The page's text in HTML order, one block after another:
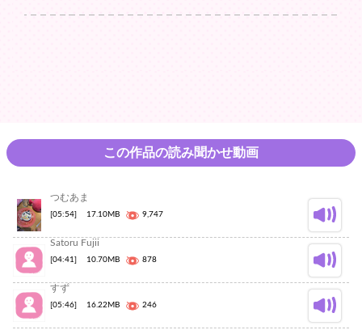
この作品の読み聞かせ動画
つむあま
[05:54] 17.10MB 9,747
Satoru Fujii
[04:41] 10.70MB 878
すず
[05:46] 16.22MB 246